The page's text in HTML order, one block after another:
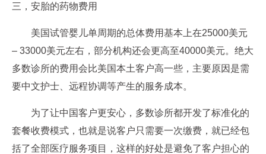
三，安胎的药物费用
美国试管婴儿单周期的总体费用基本上在25000美元
– 33000美元左右，部分机构还会更高至40000美元。绝大
多数诊所的费用会比美国本土客户高一些，主要原因是需
要中文护士、远程协调等产生的服务成本。
为了让中国客户更安心，多数诊所都开发了标准化的
套餐收费模式，也就是说客户只需要一次缴费，就已经包
括了全部医疗服务项目，这样的好处是避免了客户担心的